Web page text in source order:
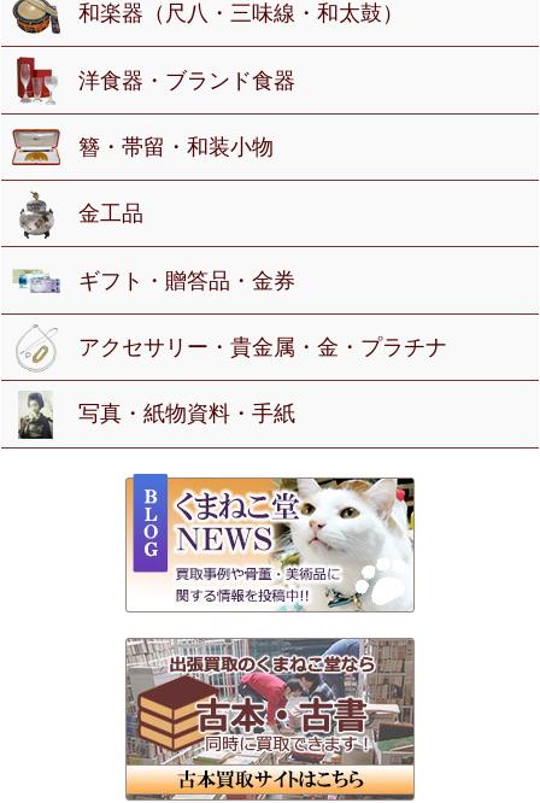
和楽器（尺八・三味線・和太鼓）
洋食器・ブランド食器
簪・帯留・和装小物
金工品
ギフト・贈答品・金券
アクセサリー・貴金属・金・プラチナ
写真・紙物資料・手紙